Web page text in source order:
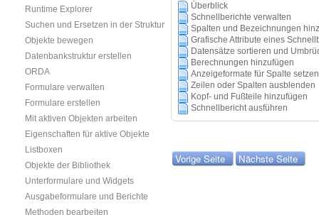
Runtime Explorer
Suchen und Ersetzen in der Struktur
Objekte bewegen
Datenbankstruktur erstellen
ORDA
Formulare verwalten
Formulare erstellen
Mit aktiven Objekten arbeiten
Eigenschaften für aktive Objekte
Listboxen
Objekte der Bibliothek
Unterformulare und Widgets
Ausgabeformulare und Berichte
Methoden bearbeiten
Überblick
Schnellberichte verwalten
Spalten und Bezeichnungen
Grafische Attribute eines
Datensätze sortieren und
Berechnungen hinzufügen
Anzeigeformate für Spalte setzen
Zeilen oder Spalten ausblenden
Kopf- und Fußteile hinzufügen
Schnellbericht ausführen
Vorige Seite Nächste Seite